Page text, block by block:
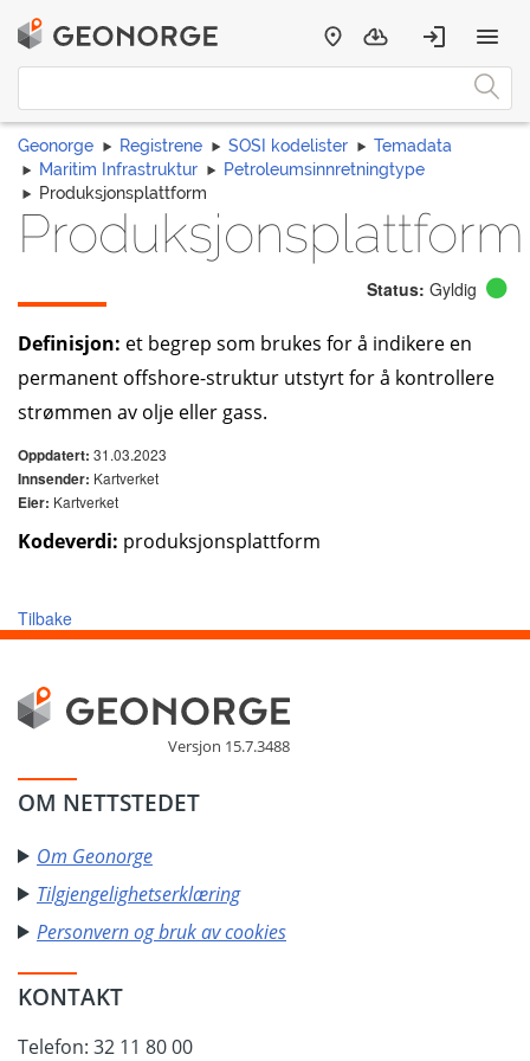
Geonorge Registrene SOSI kodelister
Temadata
Maritim Infrastruktur
Petroleumsinnretningtype
Produksjonsplattform
Produksjonsplattform
Status: Gyldig
Definisjon: et begrep som brukes for å indikere en
permanent offshore-struktur utstyrt for å kontrollere
strømmen av olje eller gass.
Oppdatert: 31.03.2023
Innsender: Kartverket
Eier: Kartverket
Kodeverdi: produksjonsplattform
Tilbake